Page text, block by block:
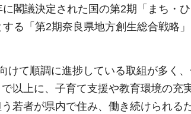
閣議決定された国の第2期「まち・
る「第2期奈良県地方創生総合戦略
けて順調に進捗している取組が多く
以上に、子育て支援や教育環境の充
若者が県内で住み、働き続けられる